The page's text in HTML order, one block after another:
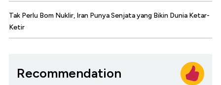
Tak Perlu Bom Nuklir, Iran Punya Senjata yang Bikin Dunia Ketar-
Ketir
Recommendation